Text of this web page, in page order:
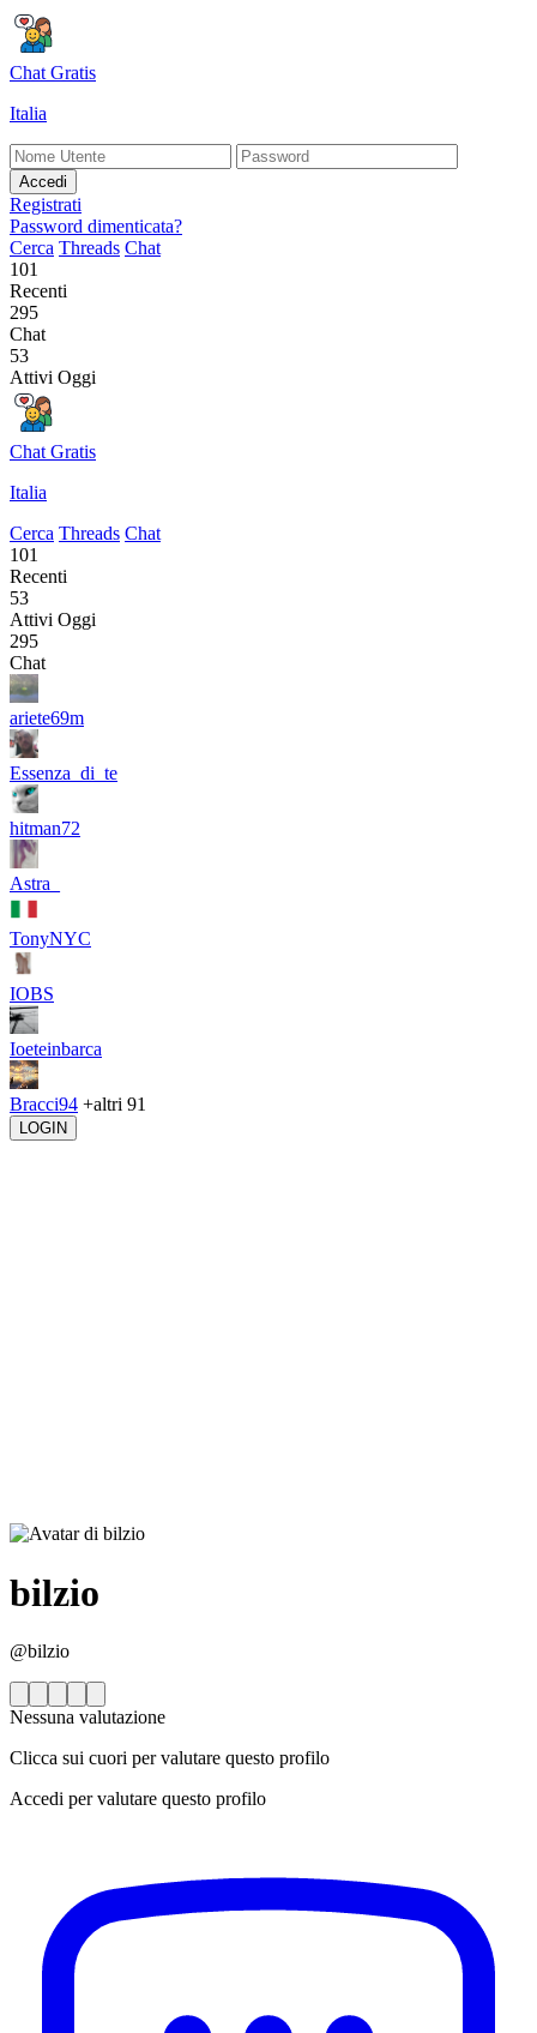
Chat Gratis
Italia
Accedi
Registrati
Password dimenticata?
Cerca Threads Chat
101
Recenti
295
Chat
53
Attivi Oggi
Chat Gratis
Italia
Cerca Threads Chat
101
Recenti
53
Attivi Oggi
295
Chat
ariete69m
Essenza_di_te
hitman72
Astra_
TonyNYC
IOBS
Ioeteinbarca
Bracci94 +altri 91
LOGIN
bilzio
@bilzio
Nessuna valutazione
Clicca sui cuori per valutare questo profilo
Accedi per valutare questo profilo